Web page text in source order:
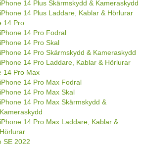
iPhone 14 Plus Skärmskydd & Kameraskydd
iPhone 14 Plus Laddare, Kablar & Hörlurar
14 Pro
iPhone 14 Pro Fodral
iPhone 14 Pro Skal
iPhone 14 Pro Skärmskydd & Kameraskydd
iPhone 14 Pro Laddare, Kablar & Hörlurar
14 Pro Max
iPhone 14 Pro Max Fodral
iPhone 14 Pro Max Skal
iPhone 14 Pro Max Skärmskydd &
Kameraskydd
iPhone 14 Pro Max Laddare, Kablar &
Hörlurar
SE 2022